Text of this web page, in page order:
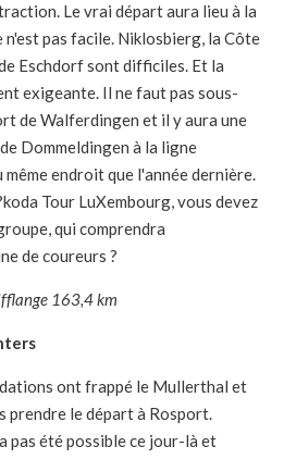
Le vrai départ aura lieu à la
pas facile. Niklosbierg, la Côte
Eschdorf sont difficiles. Et la
exigeante. Il ne faut pas sous-
de Walferdingen et il y aura une
Dommeldingen à la ligne
endroit que l'année dernière.
Tour LuXembourg, vous devez
qui comprendra
de coureurs ?
163,4 km
ont frappé le Mullerthal et
prendre le départ à Rosport.
pas été possible ce jour-là et